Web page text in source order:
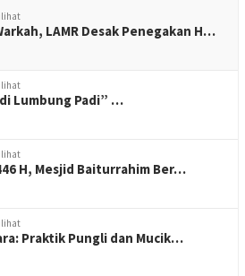
LAMR Desak Penegakan H…
Lumbung Padi” …
H, Mesjid Baiturrahim Ber…
Praktik Pungli dan Mucik…